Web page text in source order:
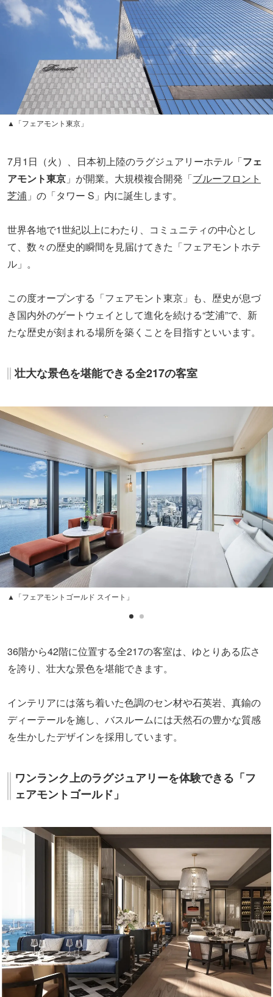
▲「フェアモント東京」
7月1日（火）、日本初上陸のラグジュアリーホテル「フェ
アモント東京 」が開業。大規模複合開発「ブルーフロント
芝浦 」の「タワー S」内に誕生します。
世界各地で1世紀以上にわたり、コミュニティの中心とし
て、数々の歴史的瞬間を見届けてきた「フェアモントホテ
ル」。
この度オープンする「フェアモント東京」も、歴史が息づ
き国内外のゲートウェイとして進化を続ける“芝浦”で、新
たな歴史が刻まれる場所を築くことを目指すといいます。
壮大な景色を堪能できる全217の客室
▲「フェアモントゴールド スイート」
36階から42階に位置する全217の客室は、ゆとりある広さ
を誇り、壮大な景色を堪能できます。
インテリアには落ち着いた色調のセン材や石英岩、真鍮の
ディーテールを施し、バスルームには天然石の豊かな質感
を生かしたデザインを採用しています。
ワンランク上のラグジュアリーを体験できる「フ
ェアモントゴールド」